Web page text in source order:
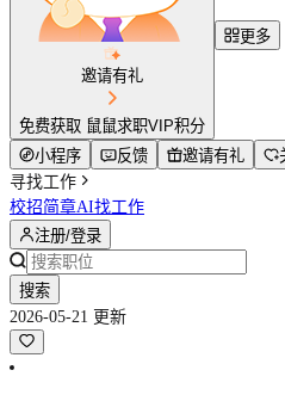
邀请有礼
免费获取 鼠鼠求职VIP积分
更多
小程序 反馈 邀请有礼
寻找工作
校招简章AI找工作
注册/登录
搜索
2026-05-21 更新